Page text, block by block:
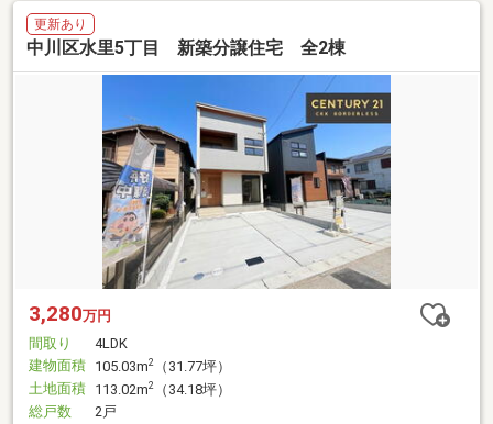
更新あり
中川区水里5丁目 新築分譲住宅 全2棟
3,280万円
間取り
4LDK
建物面積 105.03m2
（31.77坪）
土地面積 113.02m2
（34.18坪）
総戸数
2戸